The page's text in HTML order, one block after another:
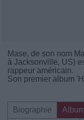
Mase, de son nom
à Jacksonville, US)
rappeur américain.
Son premier album
Biographie